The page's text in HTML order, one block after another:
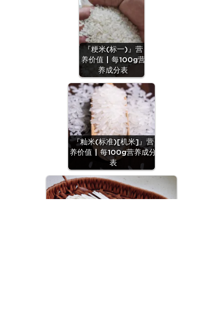
『粳米(标一)』营
养价值 | 每100g营
养成分表
『籼米(标准)[机米]』营
养价值 | 每100g营养成分
表